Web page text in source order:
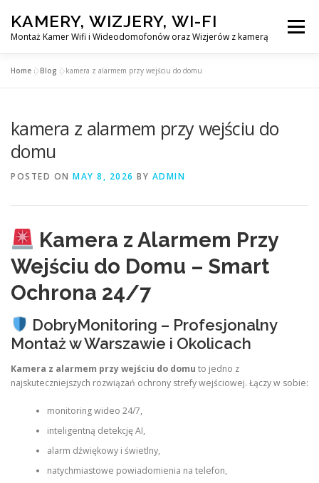
content
KAMERY, WIZJERY, WI-FI
Montaż Kamer Wifi i Wideodomofonów oraz Wizjerów z kamerą
Menu
MONTAŻ WIDEDOMOFONÓW
KONTAKT
EN
Home »Blog »kamera z alarmem przy wejściu do domu
kamera z alarmem przy wejściu do
domu
POSTED ON MAY 8, 2026 BY ADMIN
Kamera z Alarmem Przy
Wejściu do Domu – Smart
Ochrona 24/7
DobryMonitoring – Profesjonalny
Montaż w Warszawie i Okolicach
Kamera z alarmem przy wejściu do domu to jedno z
najskuteczniejszych rozwiązań ochrony strefy wejściowej. Łączy w sobie:
monitoring wideo 24/7,
inteligentną detekcję AI,
alarm dźwiękowy i świetlny,
natychmiastowe powiadomienia na telefon,